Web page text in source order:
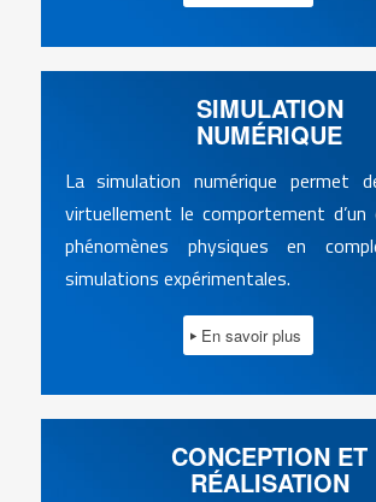
SIMULATION
NUMÉRIQUE
La simulation numérique permet
virtuellement le comportement d’un
phénomènes physiques en
simulations expérimentales.
En savoir plus
CONCEPTION ET
RÉALISATION